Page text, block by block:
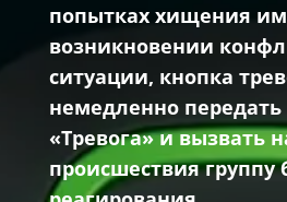
попытках хищения
возникновении
ситуации, кнопка
немедленно передать
«Тревога» и вызвать
происшествия группу